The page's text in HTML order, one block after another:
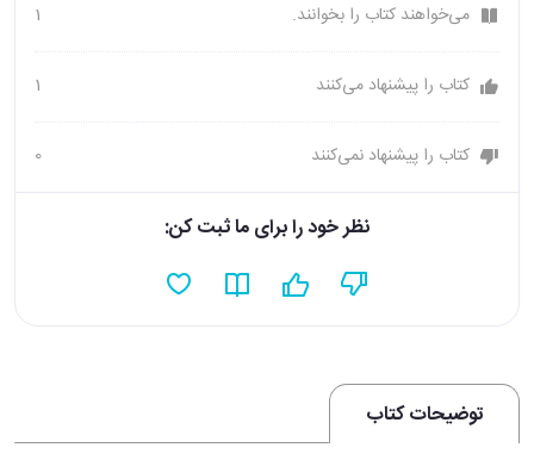
می‌خواهند کتاب را بخوانند. 1
کتاب را پیشنهاد می‌کنند 1
کتاب را پیشنهاد نمی‌کنند 0
نظر خود را برای ما ثبت کن:
توضیحات کتاب